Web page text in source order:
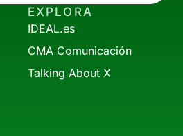
EXPLORA
IDEAL.es
CMA Comunicación
Talking About X